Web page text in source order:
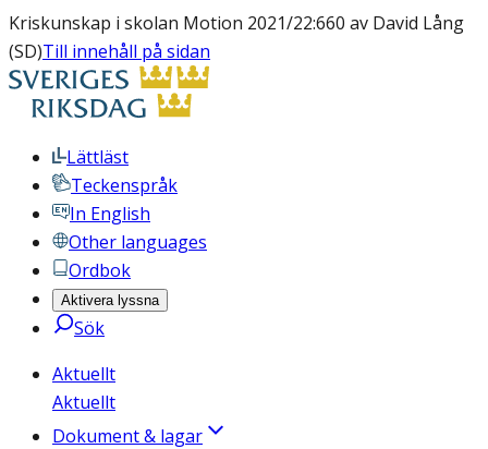
Kriskunskap i skolan Motion 2021/22:660 av David Lång
(SD)Till innehåll på sidan
Lättläst
Teckenspråk
In English
Other languages
Ordbok
Aktivera lyssna
Sök
Aktuellt
Aktuellt
Dokument & lagar